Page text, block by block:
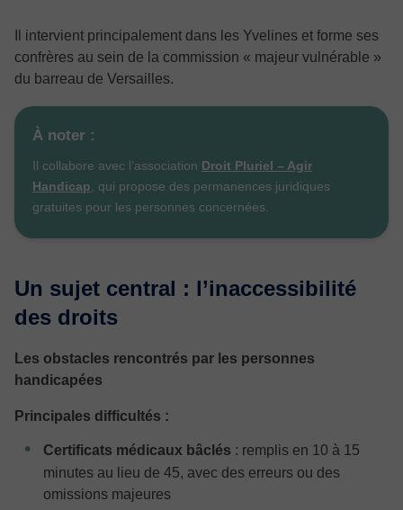
Il intervient principalement dans les Yvelines et forme ses
confrères au sein de la commission « majeur vulnérable »
du barreau de Versailles.
À noter :
Il collabore avec l’association Droit Pluriel – Agir
Handicap , qui propose des permanences juridiques
gratuites pour les personnes concernées.
Un sujet central : l’inaccessibilité
des droits
Les obstacles rencontrés par les personnes
handicapées
Principales difficultés :
Certificats médicaux bâclés : remplis en 10 à 15
minutes au lieu de 45, avec des erreurs ou des
omissions majeures